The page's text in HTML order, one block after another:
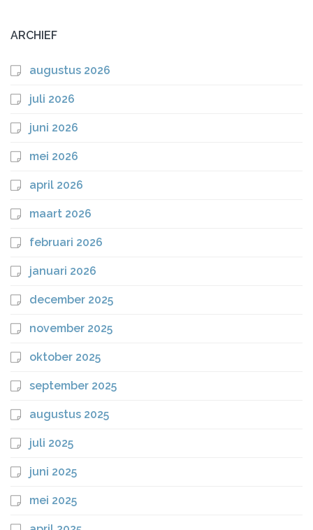
ARCHIEF
augustus 2026
juli 2026
juni 2026
mei 2026
april 2026
maart 2026
februari 2026
januari 2026
december 2025
november 2025
oktober 2025
september 2025
augustus 2025
juli 2025
juni 2025
mei 2025